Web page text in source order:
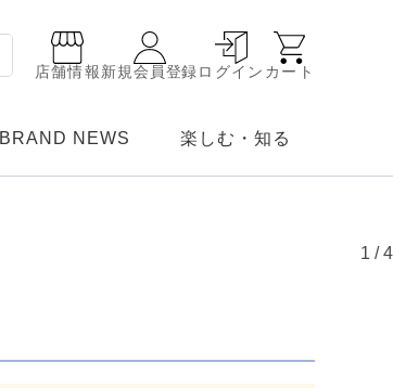
店舗情報新規会員登録ログイン カート
BRAND NEWS 楽しむ・知る
1 /4